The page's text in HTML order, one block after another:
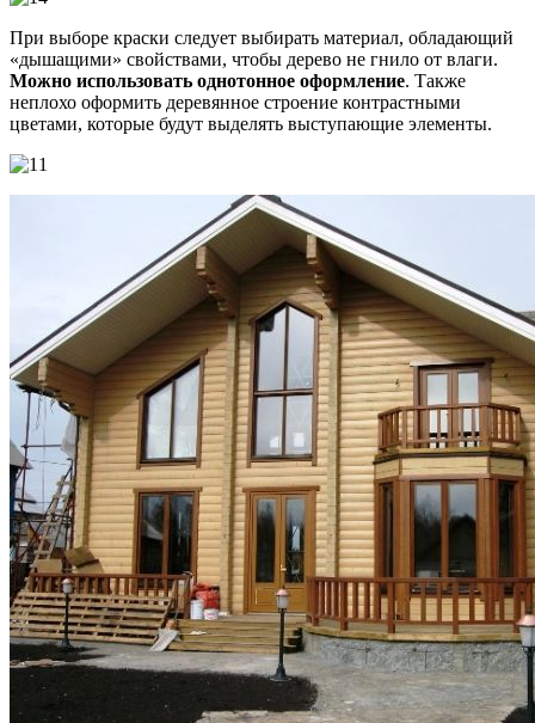
При выборе краски следует выбирать материал, обладающий
«дышащими» свойствами, чтобы дерево не гнило от влаги.
Можно использовать однотонное оформление. Также
неплохо оформить деревянное строение контрастными
цветами, которые будут выделять выступающие элементы.